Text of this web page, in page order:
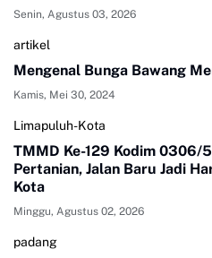
Senin, Agustus 03, 2026
artikel
Mengenal Bunga Bawang
Kamis, Mei 30, 2024
Limapuluh-Kota
TMMD Ke-129 Kodim 0306/
Pertanian, Jalan Baru Jadi
Kota
Minggu, Agustus 02, 2026
padang